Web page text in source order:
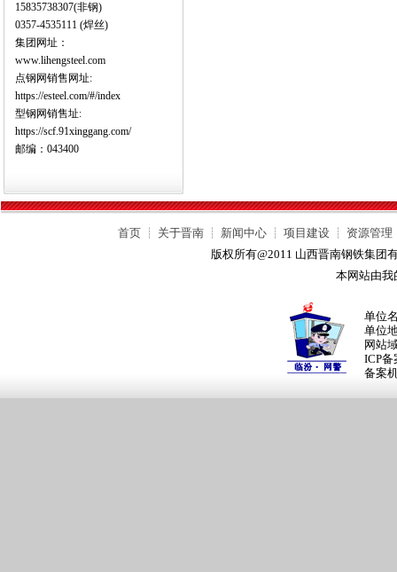
15835738307(非钢)
0357-4535111 (焊丝)
集团网址：
www.lihengsteel.com
点钢网销售网址:
https://esteel.com/#/index
型钢网销售址:
https://scf.91xinggang.com/
邮编：043400
首页 ┊ 关于晋南 ┊ 新闻中心 ┊ 项目建设 ┊ 资源管理
版权所有@2011 山西晋南钢铁集团
本网站由我
单位
单位
网站
ICP备
备案